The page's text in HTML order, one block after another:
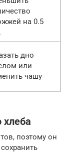
на 0.5
дно
или
чашу
поэтому он